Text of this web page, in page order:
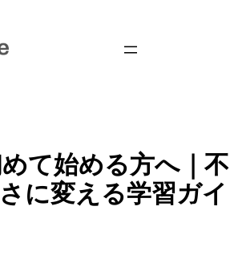
て始める方へ｜不
に変える学習ガイ